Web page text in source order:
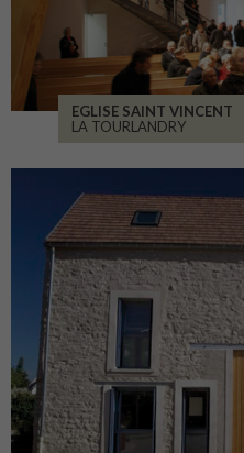
EGLISE SAINT VINCENT
LA TOURLANDRY